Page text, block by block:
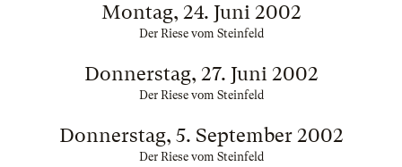
Montag, 24. Juni 2002
Der Riese vom Steinfeld
Donnerstag, 27. Juni 2002
Der Riese vom Steinfeld
Donnerstag, 5. September 2002
Der Riese vom Steinfeld